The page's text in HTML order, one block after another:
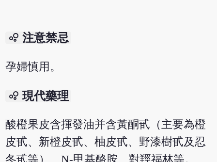
bubble_chart 注意禁忌
孕婦慎用。
bubble_chart 現代藥理
酸橙果皮含揮發油并含黃酮甙（主要為橙
皮甙、新橙皮甙、柚皮甙、野漆樹甙及忍
冬甙等）、N-甲基酪胺、對羥福林等。